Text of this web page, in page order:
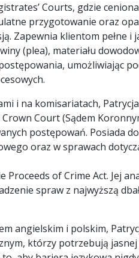
Courts, gdzie
przygotowanie oraz
Zapewnia klientom pełne i
(plea), materiału
umożliwiając
i na komisariatach,
Court (Sądem
postępowań. Posiada
oraz w sprawach
of Crime Act. Jej
spraw z najwyższą
angielskim i polskim,
którzy potrzebują